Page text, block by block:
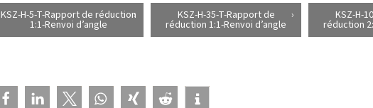
KSZ-H-5-T-Rapport de réduction
1:1-Renvoi d’angle
KSZ-H-35-T-Rapport de
réduction 1:1-Renvoi d’angle
KSZ-H-
réduction